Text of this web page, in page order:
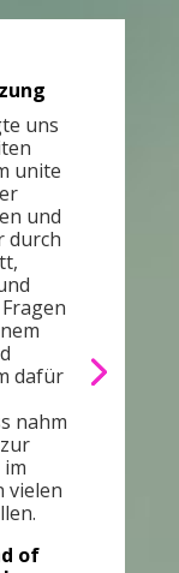
uns
unite
und
durch
dafür
nahm
vielen
of